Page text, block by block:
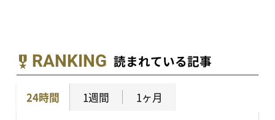
RANKING 読まれている記事
24時間 1週間 1ヶ月